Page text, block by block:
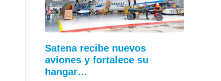
Satena recibe nuevos
aviones y fortalece su
hangar…